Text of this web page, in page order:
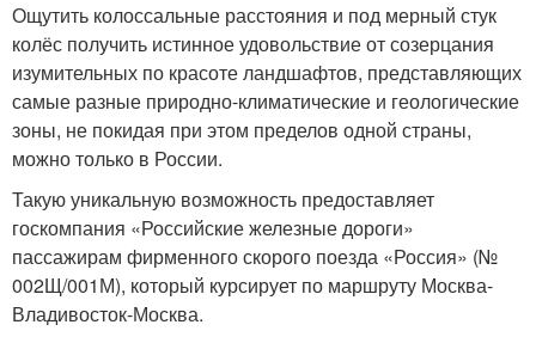
Ощутить колоссальные расстояния и под мерный стук
колёс получить истинное удовольствие от созерцания
изумительных по красоте ландшафтов, представляющих
самые разные природно-климатические и геологические
зоны, не покидая при этом пределов одной страны,
можно только в России.
Такую уникальную возможность предоставляет
госкомпания «Российские железные дороги»
пассажирам фирменного скорого поезда «Россия» (№
002Щ/001М), который курсирует по маршруту Москва-
Владивосток-Москва.